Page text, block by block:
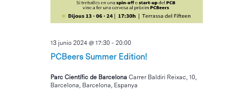
PCBeers Summer Edition!
13 junio 2024 @ 17:30 -20:00
Parc Científic de BarcelonaCarrer Baldiri Reixac, 10,
Barcelona, Barcelona, Espanya